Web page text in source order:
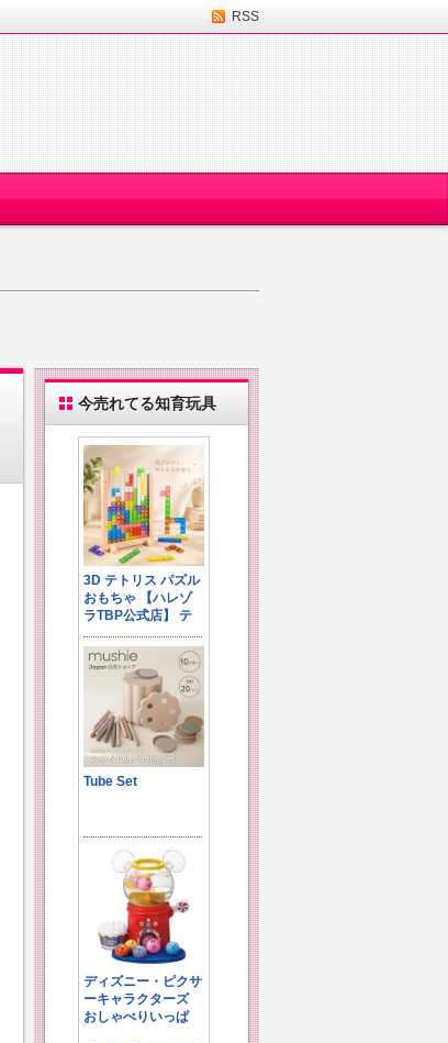
RSS
今売れてる知育玩具